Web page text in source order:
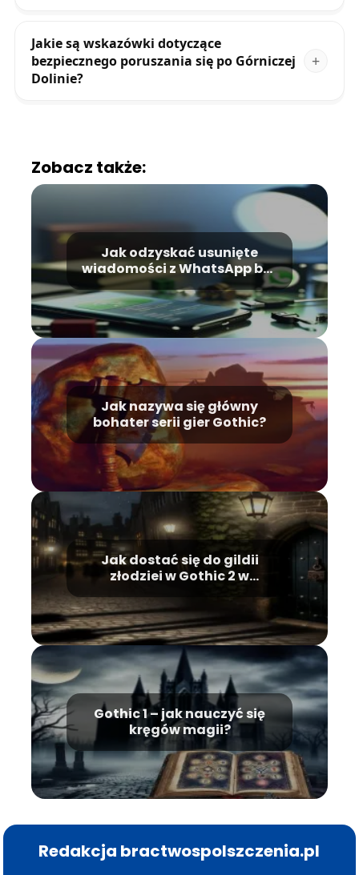
Jakie są wskazówki dotyczące
bezpiecznego poruszania się po Górniczej
Dolinie?
Zobacz także:
Jak odzyskać usunięte
wiadomości z WhatsApp bez
kopii zapasowej?
Jak nazywa się główny
bohater serii gier Gothic?
Jak dostać się do gildii
złodziei w Gothic 2 w
Gothic 1 – jak nauczyć się
kręgów magii?
Redakcja bractwospolszczenia.pl